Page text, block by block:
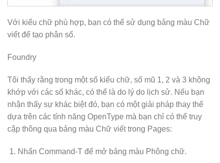
Với kiểu chữ phù hợp, bạn có thể sử dụng bảng màu Chữ
viết để tạo phân số.
Foundry
Tôi thấy rằng trong một số kiểu chữ, số mũ 1, 2 và 3 không
khớp với các số khác, có thể là do lý do lịch sử. Nếu bạn
nhận thấy sự khác biệt đó, bạn có một giải pháp thay thế
dựa trên các tính năng OpenType mà bạn chỉ có thể truy
cập thông qua bảng màu Chữ viết trong Pages:
Nhấn Command-T để mở bảng màu Phông chữ.